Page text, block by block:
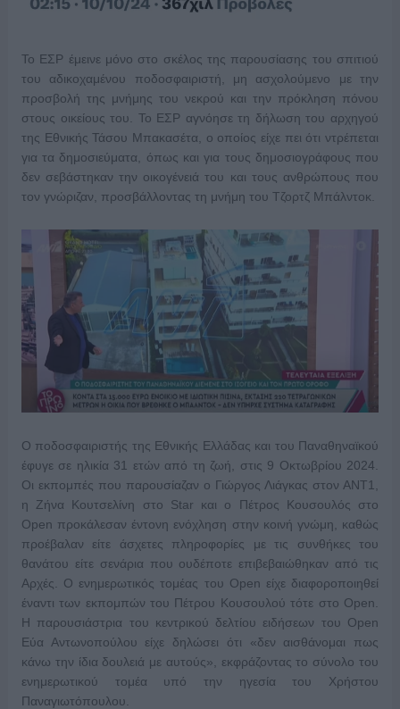
Το ΕΣΡ έμεινε μόνο στο σκέλος της παρουσίασης του σπιτιού
του αδικοχαμένου ποδοσφαιριστή, μη ασχολούμενο με την
προσβολή της μνήμης του νεκρού και την πρόκληση πόνου
στους οικείους του. Το ΕΣΡ αγνόησε τη δήλωση του αρχηγού
της Εθνικής Τάσου Μπακασέτα, ο οποίος είχε πει ότι ντρέπεται
για τα δημοσιεύματα, όπως και για τους δημοσιογράφους που
δεν σεβάστηκαν την οικογένειά του και τους ανθρώπους που
τον γνώριζαν, προσβάλλοντας τη μνήμη του Τζορτζ Μπάλντοκ.
Ο ποδοσφαιριστής της Εθνικής Ελλάδας και του Παναθηναϊκού
έφυγε σε ηλικία 31 ετών από τη ζωή, στις 9 Οκτωβρίου 2024.
Οι εκπομπές που παρουσίαζαν ο Γιώργος Λιάγκας στον ΑΝΤ1,
η Ζήνα Κουτσελίνη στο Star και ο Πέτρος Κουσουλός στο
Open προκάλεσαν έντονη ενόχληση στην κοινή γνώμη, καθώς
προέβαλαν είτε άσχετες πληροφορίες με τις συνθήκες του
θανάτου είτε σενάρια που ουδέποτε επιβεβαιώθηκαν από τις
Αρχές. Ο ενημερωτικός τομέας του Open είχε διαφοροποιηθεί
έναντι των εκπομπών του Πέτρου Κουσουλού τότε στο Open.
Η παρουσιάστρια του κεντρικού δελτίου ειδήσεων του Open
Εύα Αντωνοπούλου είχε δηλώσει ότι «δεν αισθάνομαι πως
κάνω την ίδια δουλειά με αυτούς», εκφράζοντας το σύνολο του
ενημερωτικού τομέα υπό την ηγεσία του Χρήστου
Παναγιωτόπουλου.